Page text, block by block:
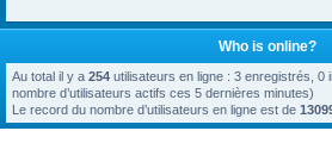
Who is online?
Au total il y a 254 utilisateurs en ligne : 3 enregistrés, 0
nombre d’utilisateurs actifs ces 5 dernières minutes)
Le record du nombre d’utilisateurs en ligne est de